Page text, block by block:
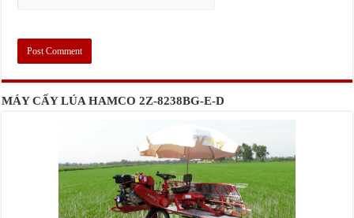
MÁY CẤY LÚA HAMCO 2Z-8238BG-E-D